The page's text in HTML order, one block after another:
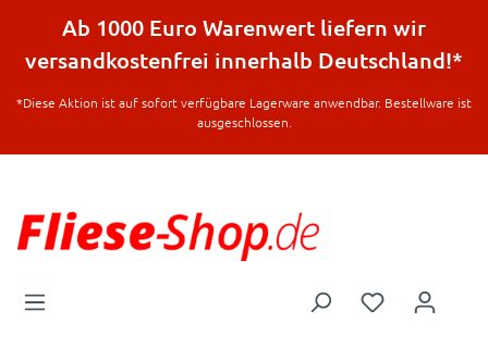
springen
Ab 1000 Euro Warenwert liefern wir
versandkostenfrei innerhalb Deutschland!*
*Diese Aktion ist auf sofort verfügbare Lagerware anwendbar. Bestellware ist
ausgeschlossen.